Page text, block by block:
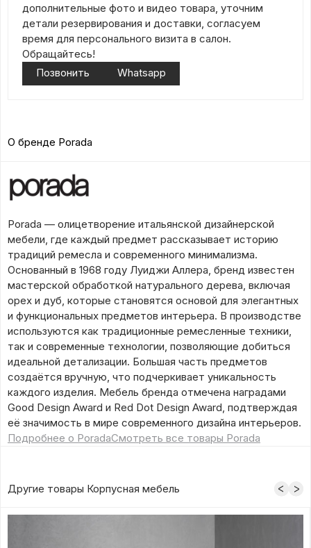
дополнительные фото и видео товара, уточним
детали резервирования и доставки, согласуем
время для персонального визита в салон.
Обращайтесь!
Позвонить
Whatsapp
О бренде Porada
Porada — олицетворение итальянской дизайнерской
мебели, где каждый предмет рассказывает историю
традиций ремесла и современного минимализма.
Основанный в 1968 году Луиджи Аллера, бренд известен
мастерской обработкой натурального дерева, включая
орех и дуб, которые становятся основой для элегантных
и функциональных предметов интерьера. В производстве
используются как традиционные ремесленные техники,
так и современные технологии, позволяющие добиться
идеальной детализации. Большая часть предметов
создаётся вручную, что подчеркивает уникальность
каждого изделия. Мебель бренда отмечена наградами
Good Design Award и Red Dot Design Award, подтверждая
её значимость в мире современного дизайна интерьеров.
Подробнее о PoradaСмотреть все товары Porada
Другие товары Корпусная мебель